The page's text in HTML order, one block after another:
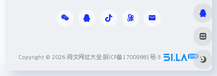
Copyright © 2026 阅文网址大全 皖ICP备17009881号-3